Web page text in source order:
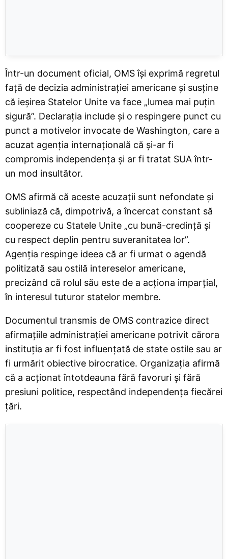
Într-un document oficial, OMS își exprimă regretul
față de decizia administrației americane și susține
că ieșirea Statelor Unite va face „lumea mai puțin
sigură”. Declarația include și o respingere punct cu
punct a motivelor invocate de Washington, care a
acuzat agenția internațională că și-ar fi
compromis independența și ar fi tratat SUA într-
un mod insultător.
OMS afirmă că aceste acuzații sunt nefondate și
subliniază că, dimpotrivă, a încercat constant să
coopereze cu Statele Unite „cu bună-credință și
cu respect deplin pentru suveranitatea lor”.
Agenția respinge ideea că ar fi urmat o agendă
politizată sau ostilă intereselor americane,
precizând că rolul său este de a acționa imparțial,
în interesul tuturor statelor membre.
Documentul transmis de OMS contrazice direct
afirmațiile administrației americane potrivit cărora
instituția ar fi fost influențată de state ostile sau ar
fi urmărit obiective birocratice. Organizația afirmă
că a acționat întotdeauna fără favoruri și fără
presiuni politice, respectând independența fiecărei
țări.